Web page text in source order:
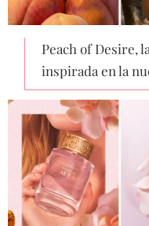
Peach of Desire,
inspirada en la